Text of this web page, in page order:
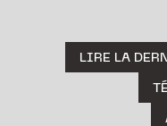
LIRE LA